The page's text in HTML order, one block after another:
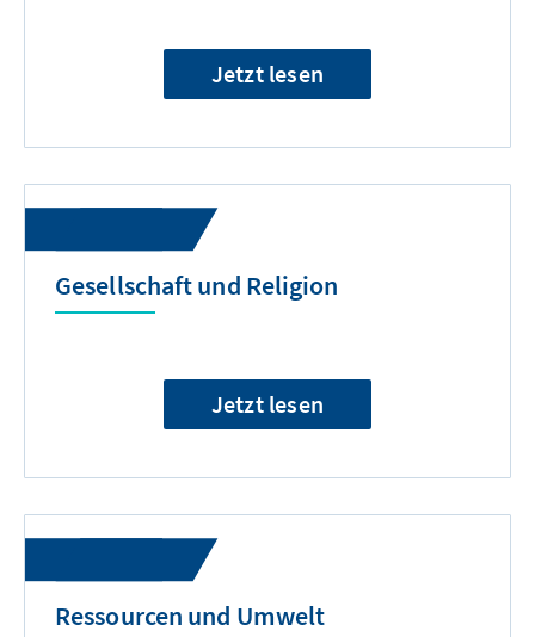
Jetzt lesen
Gesellschaft und Religion
Jetzt lesen
Ressourcen und Umwelt